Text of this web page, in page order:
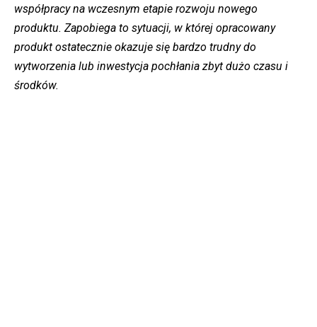
współpracy na wczesnym etapie rozwoju nowego
produktu. Zapobiega to sytuacji, w której opracowany
produkt ostatecznie okazuje się bardzo trudny do
wytworzenia lub inwestycja pochłania zbyt dużo czasu i
środków.